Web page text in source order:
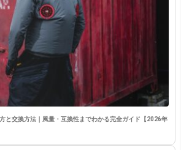
と交換方法｜風量・互換性までわかる完全ガイド【2026年